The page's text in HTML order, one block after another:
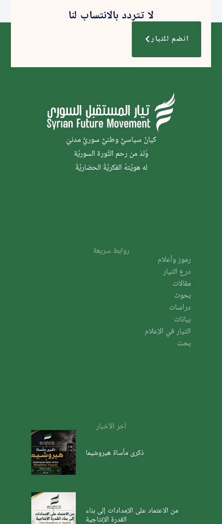
لا تتردد بالانتساب لنا
انضم للتيار
كيانٌ سياسيٌّ وطنيٌّ سوريٌّ مدنيّ
وُلدَ من رحم الثَّورة السوريَّة
له هويَّتهُ الفكريَّةُ الحضاريَّةُ
روابط سريعة
رموز وأعلام
درع التيار
مقالات
بحوث
دراسات
بيانات
التيار في الإعلام
بحث
آخر الأخبار
ذكرى مأساة هيروشيما
من الاعتماد على الإمدادات إلى بناء
القدرة الإنتاجية